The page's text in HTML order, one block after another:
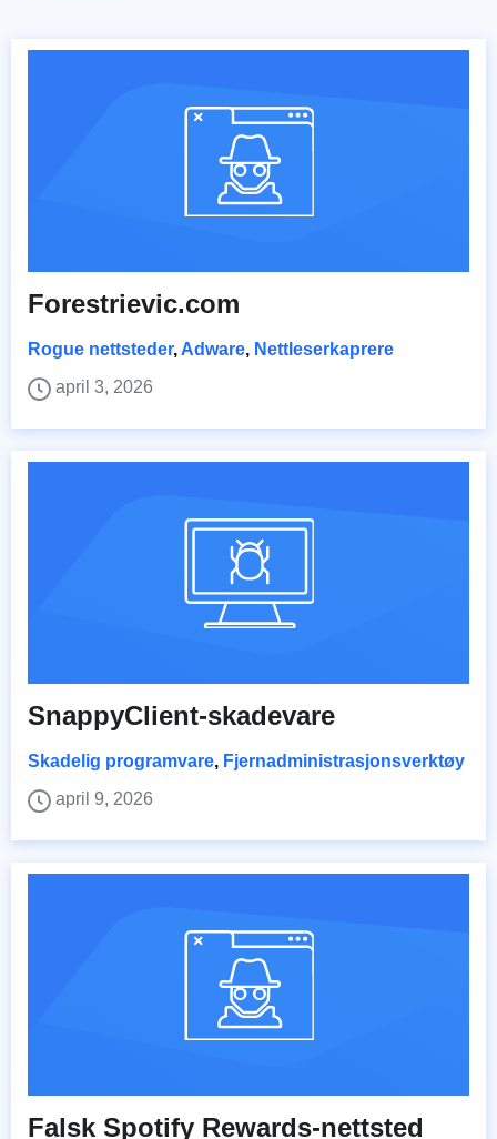
Forestrievic.com
Rogue nettsteder, Adware, Nettleserkaprere
april 3, 2026
SnappyClient-skadevare
Skadelig programvare, Fjernadministrasjonsverktøy
april 9, 2026
Falsk Spotify Rewards-nettsted